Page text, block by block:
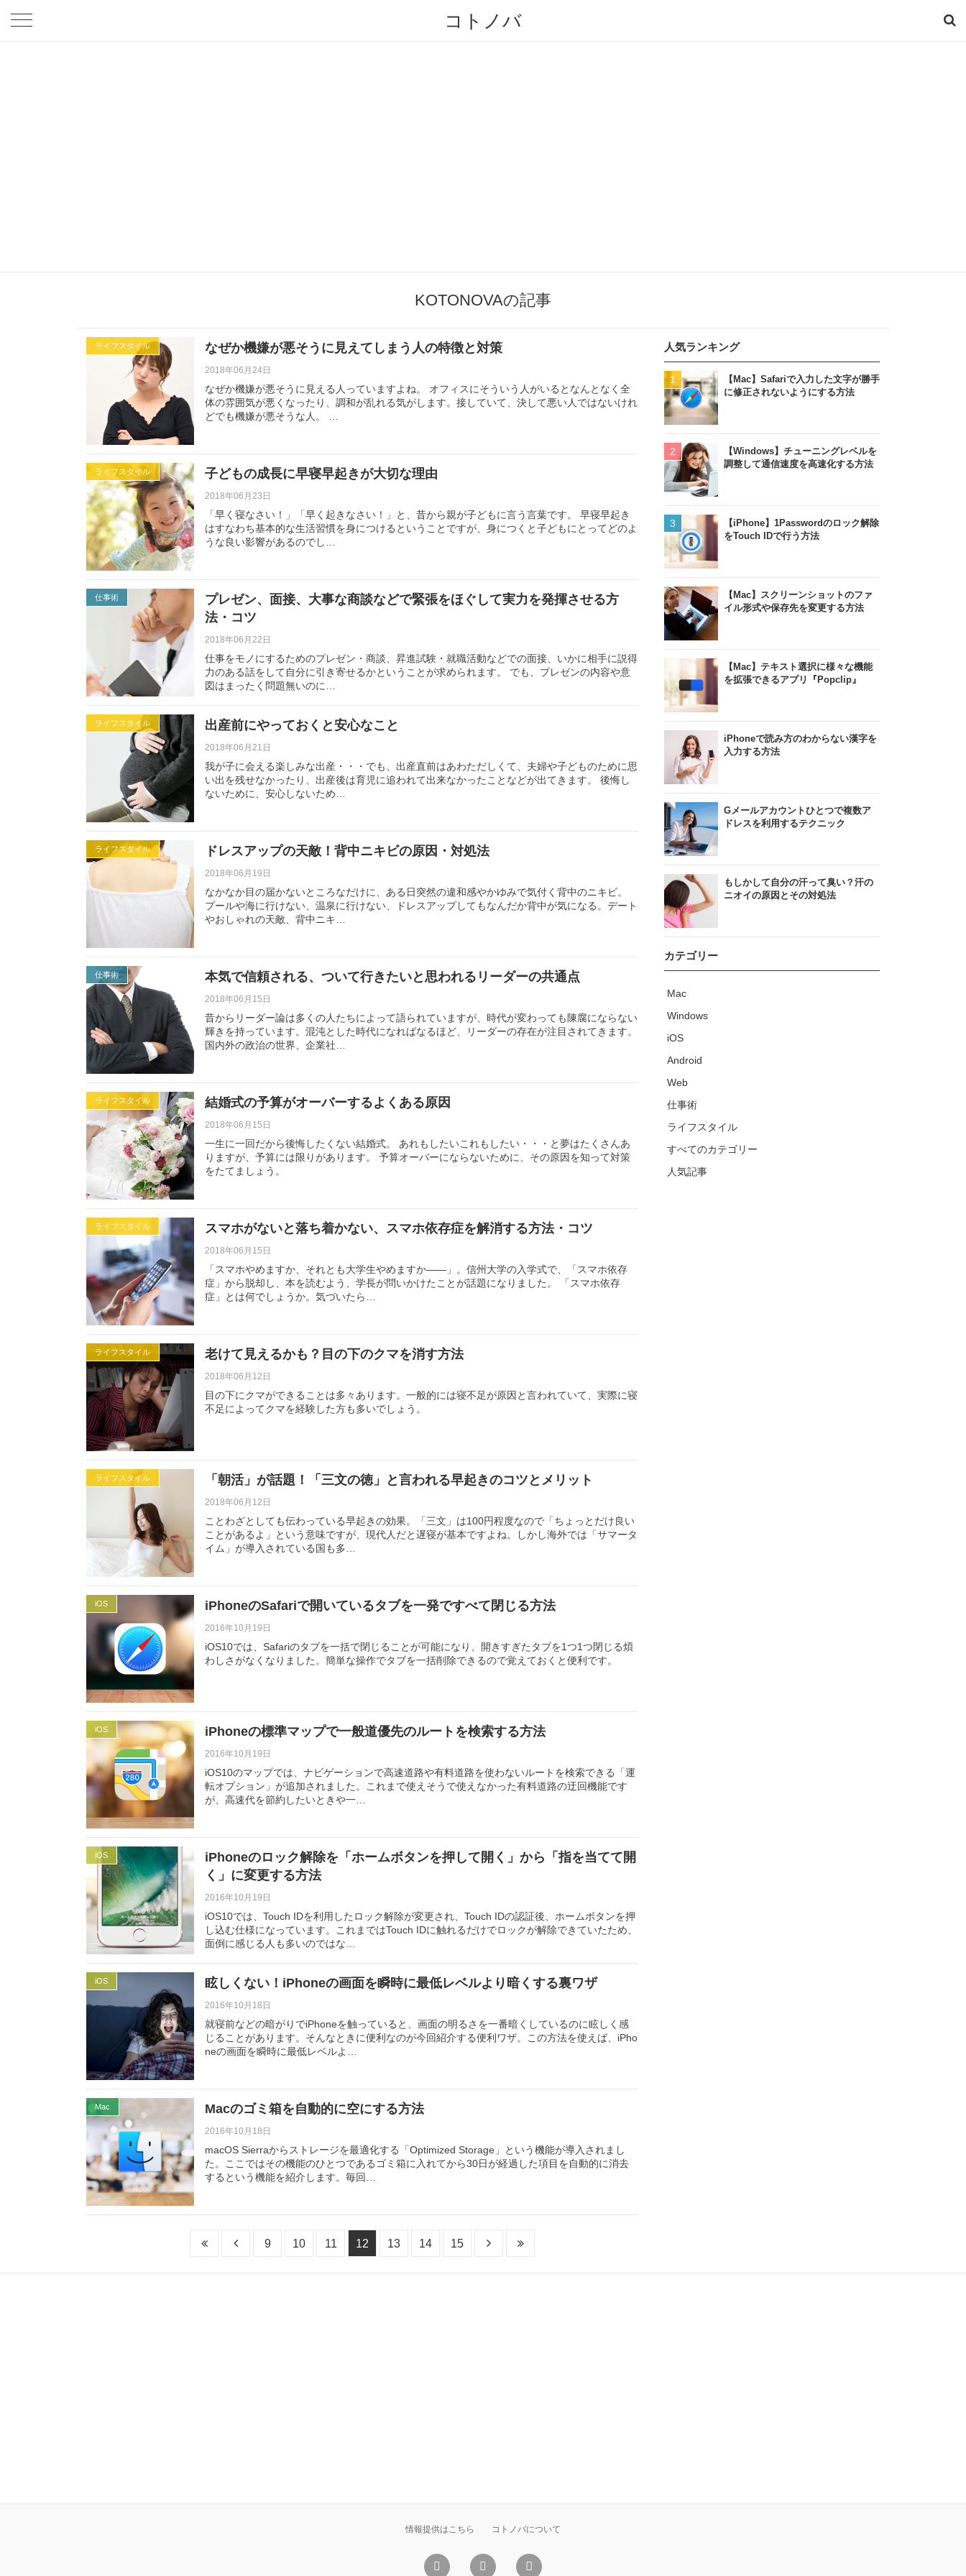
コトノバ
KOTONOVAの記事
ライフスタイル なぜか機嫌が悪そうに見えてしまう人の特徴と対策
2018年06月24日
なぜか機嫌が悪そうに見える人っていますよね。 オフィスにそういう人がいるとなんとなく全
体の雰囲気が悪くなったり、調和が乱れる気がします。接していて、決して悪い人ではないけれ
どでも機嫌が悪そうな人。 …
ライフスタイル 子どもの成長に早寝早起きが大切な理由
2018年06月23日
「早く寝なさい！」「早く起きなさい！」と、昔から親が子どもに言う言葉です。 早寝早起き
はすなわち基本的な生活習慣を身につけるということですが、身につくと子どもにとってどのよ
うな良い影響があるのでし…
仕事術
プレゼン、面接、大事な商談などで緊張をほぐして実力を発揮させる方
法・コツ
2018年06月22日
仕事をモノにするためのプレゼン・商談、昇進試験・就職活動などでの面接、いかに相手に説得
力のある話をして自分に引き寄せるかということが求められます。 でも、プレゼンの内容や意
図はまったく問題無いのに…
ライフスタイル 出産前にやっておくと安心なこと
2018年06月21日
我が子に会える楽しみな出産・・・でも、出産直前はあわただしくて、夫婦や子どものために思
い出を残せなかったり、出産後は育児に追われて出来なかったことなどが出てきます。 後悔し
ないために、安心しないため…
ライフスタイル ドレスアップの天敵！背中ニキビの原因・対処法
2018年06月19日
なかなか目の届かないところなだけに、ある日突然の違和感やかゆみで気付く背中のニキビ。
プールや海に行けない、温泉に行けない、ドレスアップしてもなんだか背中が気になる。デート
やおしゃれの天敵、背中ニキ…
仕事術 本気で信頼される、ついて行きたいと思われるリーダーの共通点
2018年06月15日
昔からリーダー論は多くの人たちによって語られていますが、時代が変わっても陳腐にならない
輝きを持っています。混沌とした時代になればなるほど、リーダーの存在が注目されてきます。
国内外の政治の世界、企業社…
ライフスタイル 結婚式の予算がオーバーするよくある原因
2018年06月15日
一生に一回だから後悔したくない結婚式。 あれもしたいこれもしたい・・・と夢はたくさんあ
りますが、予算には限りがあります。 予算オーバーにならないために、その原因を知って対策
をたてましょう。
ライフスタイル スマホがないと落ち着かない、スマホ依存症を解消する方法・コツ
2018年06月15日
「スマホやめますか、それとも大学生やめますか――」。信州大学の入学式で、「スマホ依存
症」から脱却し、本を読むよう、学長が問いかけたことが話題になりました。 「スマホ依存
症」とは何でしょうか。気づいたら…
ライフスタイル 老けて見えるかも？目の下のクマを消す方法
2018年06月12日
目の下にクマができることは多々あります。一般的には寝不足が原因と言われていて、実際に寝
不足によってクマを経験した方も多いでしょう。
ライフスタイル 「朝活」が話題！「三文の徳」と言われる早起きのコツとメリット
2018年06月12日
ことわざとしても伝わっている早起きの効果。「三文」は100円程度なので「ちょっとだけ良い
ことがあるよ」という意味ですが、現代人だと遅寝が基本ですよね。しかし海外では「サマータ
イム」が導入されている国も多…
iOS iPhoneのSafariで開いているタブを一発ですべて閉じる方法
2016年10月19日
iOS10では、Safariのタブを一括で閉じることが可能になり、開きすぎたタブを1つ1つ閉じる煩
わしさがなくなりました。簡単な操作でタブを一括削除できるので覚えておくと便利です。
iOS iPhoneの標準マップで一般道優先のルートを検索する方法
2016年10月19日
iOS10のマップでは、ナビゲーションで高速道路や有料道路を使わないルートを検索できる「運
転オプション」が追加されました。これまで使えそうで使えなかった有料道路の迂回機能です
が、高速代を節約したいときや一…
iOS
iPhoneのロック解除を「ホームボタンを押して開く」から「指を当てて開
く」に変更する方法
2016年10月19日
iOS10では、Touch IDを利用したロック解除が変更され、Touch IDの認証後、ホームボタンを押
し込む仕様になっています。これまではTouch IDに触れるだけでロックが解除できていたため、
面倒に感じる人も多いのではな…
iOS 眩しくない！iPhoneの画面を瞬時に最低レベルより暗くする裏ワザ
2016年10月18日
就寝前などの暗がりでiPhoneを触っていると、画面の明るさを一番暗くしているのに眩しく感
じることがあります。そんなときに便利なのが今回紹介する便利ワザ。この方法を使えば、iPho
neの画面を瞬時に最低レベルよ…
Mac Macのゴミ箱を自動的に空にする方法
2016年10月18日
macOS Sierraからストレージを最適化する「Optimized Storage」という機能が導入されまし
た。ここではその機能のひとつであるゴミ箱に入れてから30日が経過した項目を自動的に消去
するという機能を紹介します。毎回…
9 10 11 12 13 14 15
人気ランキング
【Mac】Safariで入力した文字が勝手
に修正されないようにする方法
【Windows】チューニングレベルを
調整して通信速度を高速化する方法
【iPhone】1Passwordのロック解除
をTouch IDで行う方法
【Mac】スクリーンショットのファ
イル形式や保存先を変更する方法
【Mac】テキスト選択に様々な機能
を拡張できるアプリ『Popclip』
iPhoneで読み方のわからない漢字を
入力する方法
Gメールアカウントひとつで複数ア
ドレスを利用するテクニック
もしかして自分の汗って臭い？汗の
ニオイの原因とその対処法
カテゴリー
Mac
Windows
iOS
Android
Web
仕事術
ライフスタイル
すべてのカテゴリー
人気記事
情報提供はこちら コトノバについて